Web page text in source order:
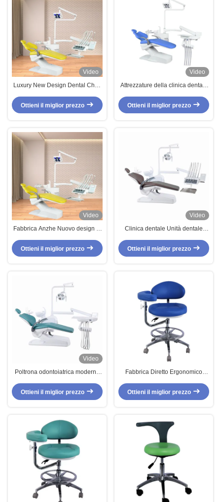
Video
Luxury New Design Dental Chair
Operation Chair con funzione di
Ottieni il miglior prezzo
Video
Attrezzature della clinica dentale
Factory Custom Accept Soft
Cushion Dental Treatment Chair
Ottieni il miglior prezzo
Video
Fabbrica Anzhe Nuovo design di
sbiancamento dei denti
Ottieni il miglior prezzo
Video
Clinica dentale Unità dentale
seduta dentale montata in cima
Ottieni il miglior prezzo
Video
Poltrona odontoiatrica moderna
approvata CE per unità
odontoiatrica integrale della
Ottieni il miglior prezzo
Fabbrica Diretto Ergonomico
regolabile 360° Rotante Scavo
medico con ruote per laboratorio
Ottieni il miglior prezzo